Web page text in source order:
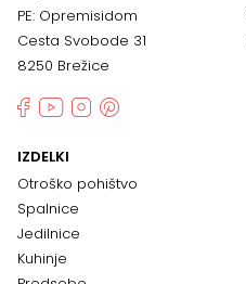
PE: Opremisidom
Cesta Svobode 31
8250 Brežice
IZDELKI
Otroško pohištvo
Spalnice
Jedilnice
Kuhinje